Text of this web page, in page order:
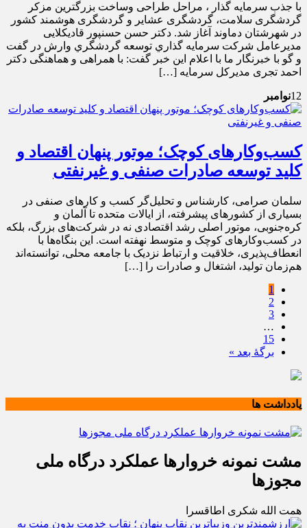
با جذب سرمایه گذار ، مراحل طراحی وساخت بزرگترین مزکر
گردشگری سلامت، گردشگری عشایر و گردشگری هوشمند کشور
در شهرشتان دماوند آغاز شد. دکتر حسن حسنپور قادیکلایی
مديرعامل شركت سرمايه گذاري توسعه گردشگري وارش در گفت
و گو با خبرنگار ما با اعلام این خبر گفت: با همراهی و هماهنگی دکتر
احمد تجری مدیرکل سرمایه […]
12نوامبر
کسب‌وکارهای کوچک؛ موتور پنهان اقتصاد و
کلید توسعه صادرات صنفی و غیرنفتی
سلمان صرامی، کارشناس و تحلیل‌گر کسب و کارهای صنفی در
بسیاری از کشورهای پیشرفته، از ایالات متحده تا آلمان و
کره‌جنوبی، موتور اصلی رشد اقتصادی نه در شرکت‌های بزرگ، بلکه
در کسب‌وکارهای کوچک و متوسط نهفته است. این بنگاه‌ها با
انعطاف‌پذیری، خلاقیت و ارتباط نزدیک با جامعه محلی، توانسته‌اند
هم‌زمان تولید، اشتغال و صادرات را […]
1
2
3
…
15
برگهٔ بعد »
یادداشت ها
مشت نمونه خروارها عملکرد درگاه ملی
مجوزها
همت الله شکری اطاقسرا